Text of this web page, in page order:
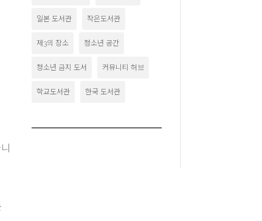
일본 도서관 작은도서관
제3의 장소 청소년 공간
청소년 금지 도서 커뮤니티 허브
학교도서관 한국 도서관